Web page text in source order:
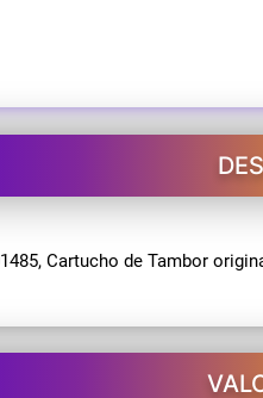
Cartucho de Tambor